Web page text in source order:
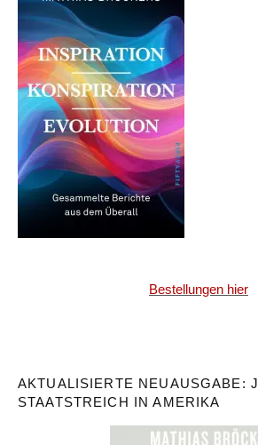
Bestellungen hier
AKTUALISIERTE NEUAUSGABE:
STAATSTREICH IN AMERIKA